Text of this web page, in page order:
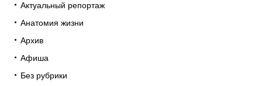
Актуальный репортаж
Анатомия жизни
Архив
Афиша
Без рубрики